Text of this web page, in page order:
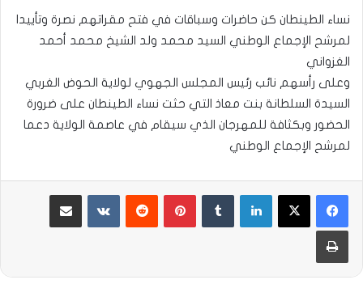
نساء الطينطان كن حاضرات وسباقات في فتح مقراتهم نصرة وتأييدا
لمرشح الإجماع الوطني السيد محمد ولد الشيخ محمد أحمد
الغزواني
وعلى رأسهم نائب رئيس المجلس الجهوي لولاية الحوض الغربي
السيدة السلطانة بنت معاذ التي حثت نساء الطينطان على ضرورة
الحضور وبكثافة للمهرجان الذي سيقام في عاصمة الولاية دعما
لمرشح الإجماع الوطني
لينكدإن بينتيريست مشاركة عبر البريد
طباعة